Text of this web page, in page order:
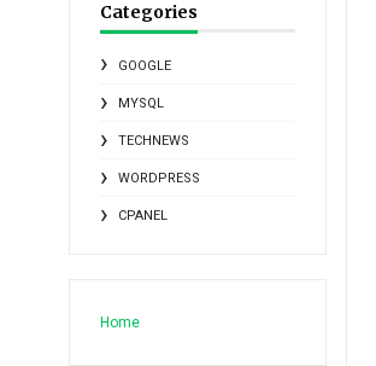
Categories
GOOGLE
MYSQL
TECHNEWS
WORDPRESS
CPANEL
Home